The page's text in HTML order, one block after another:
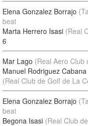
Elena Gonzalez Borrajo
beat
Marta Herrero Isasi (Real
6
Mar Lago (Real Aero Club
Manuel Rodriguez Cabana
(Real Club de Golf de La
Elena Gonzalez Borrajo
beat
Begona Isasi (Real Club